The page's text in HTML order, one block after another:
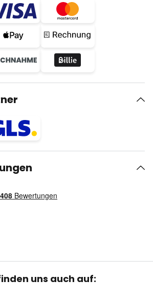
uns auch auf: